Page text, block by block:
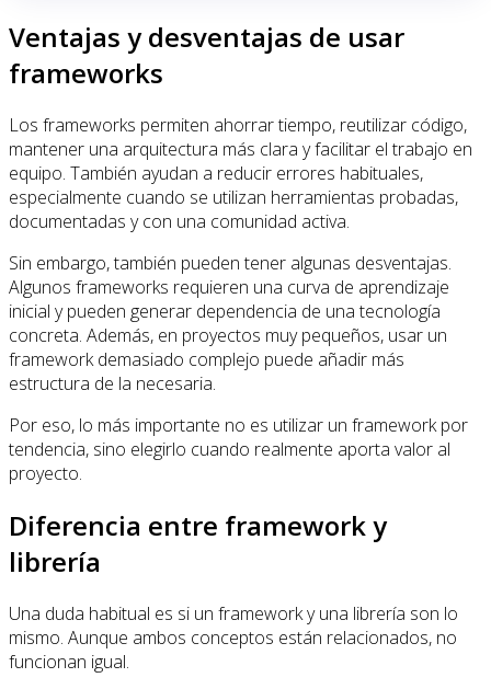
Ventajas y desventajas de usar
frameworks
Los frameworks permiten ahorrar tiempo, reutilizar código,
mantener una arquitectura más clara y facilitar el trabajo en
equipo. También ayudan a reducir errores habituales,
especialmente cuando se utilizan herramientas probadas,
documentadas y con una comunidad activa.
Sin embargo, también pueden tener algunas desventajas.
Algunos frameworks requieren una curva de aprendizaje
inicial y pueden generar dependencia de una tecnología
concreta. Además, en proyectos muy pequeños, usar un
framework demasiado complejo puede añadir más
estructura de la necesaria.
Por eso, lo más importante no es utilizar un framework por
tendencia, sino elegirlo cuando realmente aporta valor al
proyecto.
Diferencia entre framework y
librería
Una duda habitual es si un framework y una librería son lo
mismo. Aunque ambos conceptos están relacionados, no
funcionan igual.